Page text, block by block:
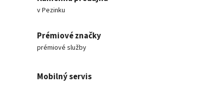
v Pezinku
Prémiové značky
prémiové služby
Mobilný servis